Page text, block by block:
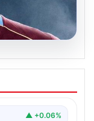
▲ +0.06%